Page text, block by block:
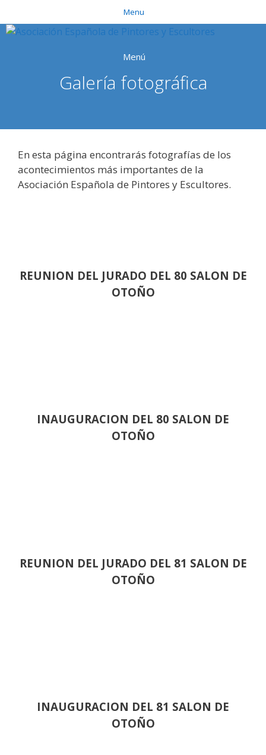
al
contenido
Menu
Menú
Galería fotográfica
En esta página encontrarás fotografías de los
acontecimientos más importantes de la
Asociación Española de Pintores y Escultores.
REUNION DEL JURADO DEL 80 SALON DE
OTOÑO
INAUGURACION DEL 80 SALON DE
OTOÑO
REUNION DEL JURADO DEL 81 SALON DE
OTOÑO
INAUGURACION DEL 81 SALON DE
OTOÑO